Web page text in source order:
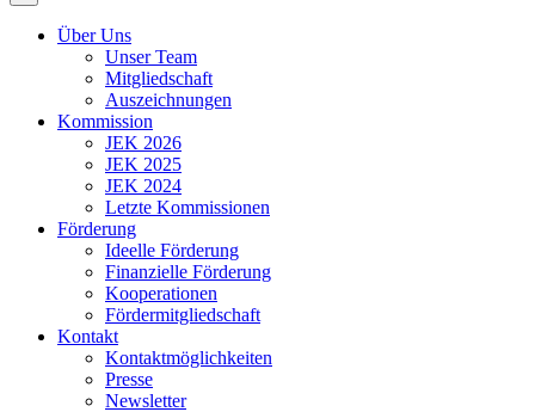
Über Uns
Unser Team
Mitgliedschaft
Auszeichnungen
Kommission
JEK 2026
JEK 2025
JEK 2024
Letzte Kommissionen
Förderung
Ideelle Förderung
Finanzielle Förderung
Kooperationen
Fördermitgliedschaft
Kontakt
Kontaktmöglichkeiten
Presse
Newsletter